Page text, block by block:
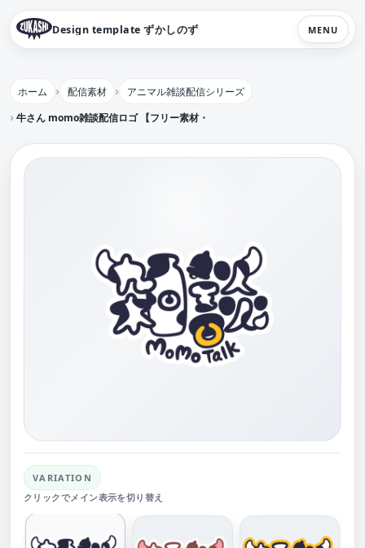
Design template ずかしのず MENU
ホーム 配信素材
アニマル雑談配信シリーズ
牛さん momo雑談配信ロゴ 【フリー素材・サムネ素材】
VARIATION
クリックでメイン表示を切り替え